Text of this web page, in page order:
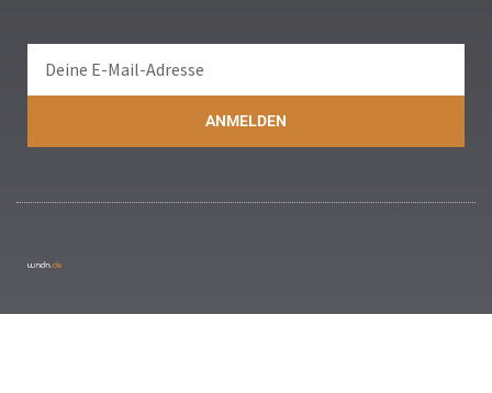
ANMELDEN